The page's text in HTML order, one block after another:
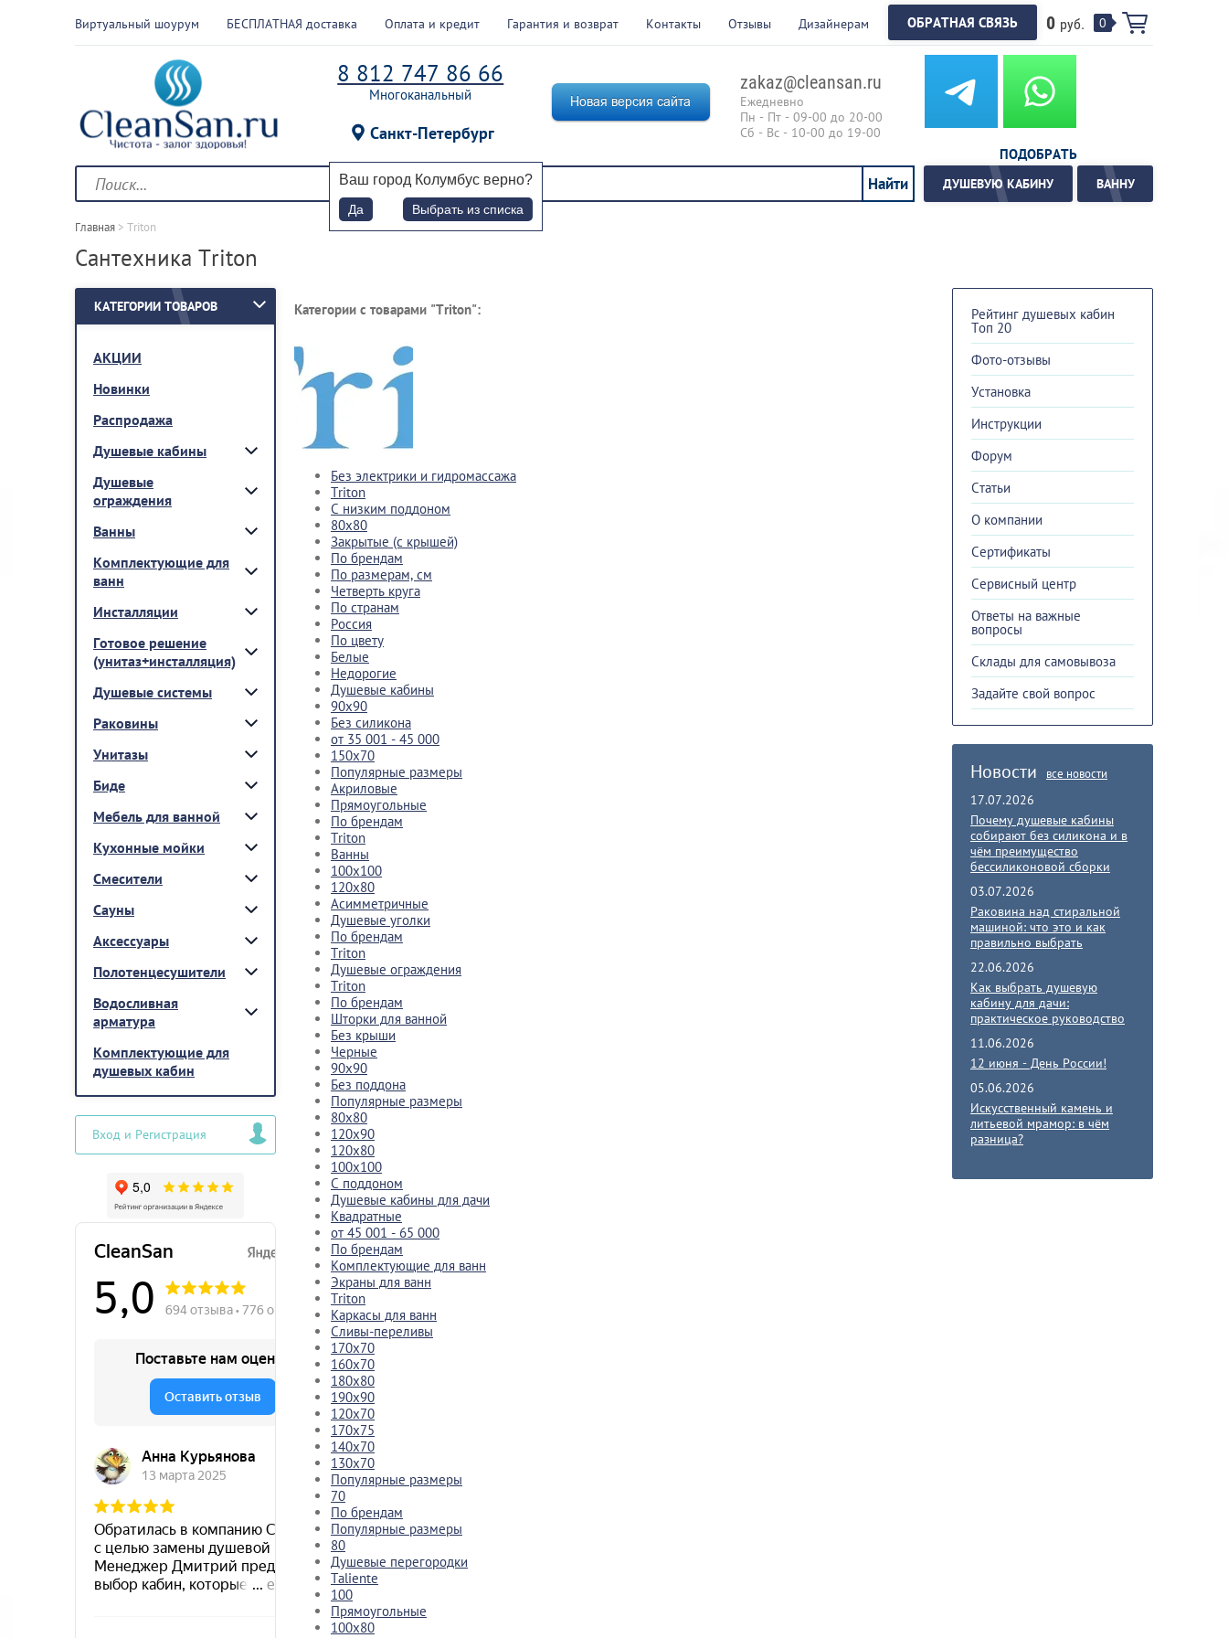
Виртуальный шоурум БЕСПЛАТНАЯ доставка Оплата и кредит Гарантия и возврат Контакты Отзывы Дизайнерам 0 руб. 0
ОБРАТНАЯ СВЯЗЬ
8 812 747 86 66
Многоканальный
Санкт-Петербург
Ваш город Колумбус верно?
Да Выбрать из списка
zakaz@cleansan.ru
Ежедневно
Пн - Пт - 09-00 до 20-00
Сб - Вс - 10-00 до 19-00
ПОДОБРАТЬ
ДУШЕВУЮ КАБИНУ ВАННУ
Главная > Triton
Сантехника Triton
КАТЕГОРИИ ТОВАРОВ
АКЦИИ
Новинки
Распродажа
Душевые кабины
Душевые
ограждения
Ванны
Комплектующие для
ванн
Инсталляции
Готовое решение
(унитаз+инсталляция)
Душевые системы
Раковины
Унитазы
Биде
Мебель для ванной
Кухонные мойки
Смесители
Сауны
Аксессуары
Полотенцесушители
Водосливная
арматура
Комплектующие для
душевых кабин
Вход и Регистрация
Рейтинг душевых кабин
Топ 20
Фото-отзывы
Установка
Инструкции
Форум
Cтатьи
О компании
Сертификаты
Сервисный центр
Ответы на важные
вопросы
Склады для самовывоза
Задайте свой вопрос
Новости все новости
17.07.2026
Почему душевые кабины
собирают без силикона и в
чём преимущество
бессиликоновой сборки
03.07.2026
Раковина над стиральной
машиной: что это и как
правильно выбрать
22.06.2026
Как выбрать душевую
кабину для дачи:
практическое руководство
11.06.2026
12 июня - День России!
05.06.2026
Искусственный камень и
литьевой мрамор: в чём
разница?
Категории с товарами "Triton":
Без электрики и гидромассажа
Triton
С низким поддоном
80x80
Закрытые (с крышей)
По брендам
По размерам, см
Четверть круга
По странам
Россия
По цвету
Белые
Недорогие
Душевые кабины
90x90
Без силикона
от 35 001 - 45 000
150х70
Популярные размеры
Акриловые
Прямоугольные
По брендам
Triton
Ванны
100x100
120x80
Асимметричные
Душевые уголки
По брендам
Triton
Душевые ограждения
Triton
По брендам
Шторки для ванной
Без крыши
Черные
90x90
Без поддона
Популярные размеры
80x80
120x90
120x80
100x100
С поддоном
Душевые кабины для дачи
Квадратные
от 45 001 - 65 000
По брендам
Комплектующие для ванн
Экраны для ванн
Triton
Каркасы для ванн
Сливы-переливы
170х70
160х70
180х80
190х90
120х70
170х75
140х70
130х70
Популярные размеры
70
По брендам
Популярные размеры
80
Душевые перегородки
Taliente
100
Прямоугольные
100x80